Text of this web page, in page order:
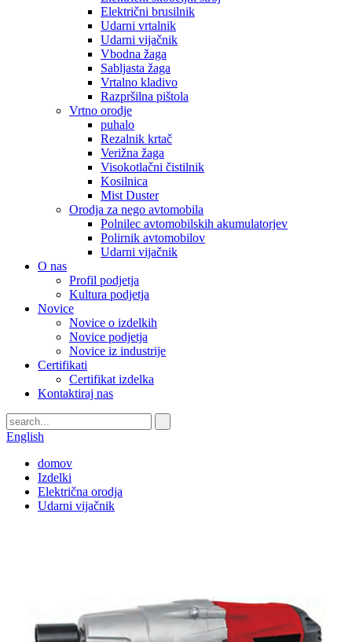
Električni brusilnik
Udarni vrtalnik
Udarni vijačnik
Vbodna žaga
Sabljasta žaga
Vrtalno kladivo
Razpršilna pištola
Vrtno orodje
puhalo
Rezalnik krtač
Verižna žaga
Visokotlačni čistilnik
Kosilnica
Mist Duster
Orodja za nego avtomobila
Polnilec avtomobilskih akumulatorjev
Polirnik avtomobilov
Udarni vijačnik
O nas
Profil podjetja
Kultura podjetja
Novice
Novice o izdelkih
Novice podjetja
Novice iz industrije
Certifikati
Certifikat izdelka
Kontaktiraj nas
English
domov
Izdelki
Električna orodja
Udarni vijačnik